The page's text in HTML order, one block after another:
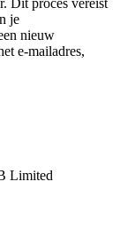
Dit proces vereist
je
nieuw
e-mailadres,
Limited